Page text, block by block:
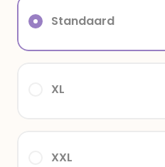
XXL
XL
Standaard